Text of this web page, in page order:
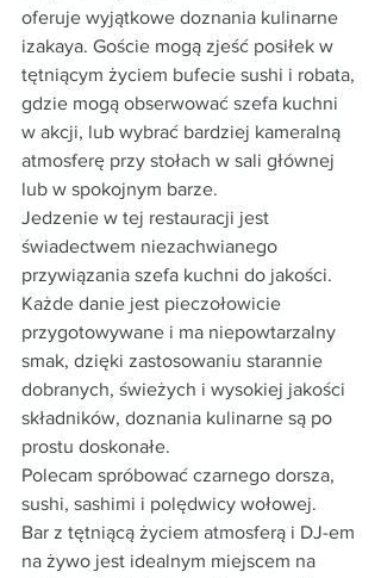
oferuje wyjątkowe doznania kulinarne
izakaya. Goście mogą zjeść posiłek w
tętniącym życiem bufecie sushi i robata,
gdzie mogą obserwować szefa kuchni
w akcji, lub wybrać bardziej kameralną
atmosferę przy stołach w sali głównej
lub w spokojnym barze.
Jedzenie w tej restauracji jest
świadectwem niezachwianego
przywiązania szefa kuchni do jakości.
Każde danie jest pieczołowicie
przygotowywane i ma niepowtarzalny
smak, dzięki zastosowaniu starannie
dobranych, świeżych i wysokiej jakości
składników, doznania kulinarne są po
prostu doskonałe.
Polecam spróbować czarnego dorsza,
sushi, sashimi i polędwicy wołowej.
Bar z tętniącą życiem atmosferą i DJ-em
na żywo jest idealnym miejscem na